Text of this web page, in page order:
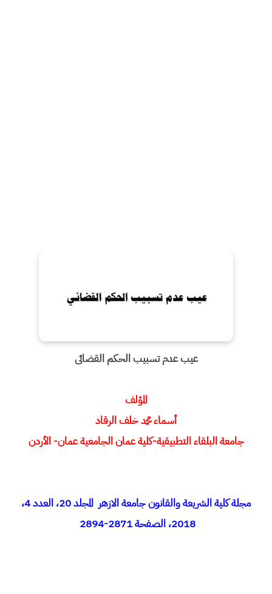
عیب عدم تسبیب الحکم القضائی
المؤلف
أسماء محمد خلف الرقاد
جامعة البلقاء التطبیقیة-کلیة عمان الجامعیة عمان- الأردن
مجلة كلية الشريعة والقانون جامعة الازهر المجلد 20، العدد 4،
2018، الصفحة 2871-2894